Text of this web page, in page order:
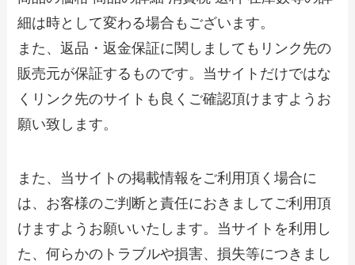
細は時として変わる場合もございます。
また、返品・返金保証に関しましてもリンク先の
販売元が保証するものです。当サイトだけではな
くリンク先のサイトも良くご確認頂けますようお
願い致します。
また、当サイトの掲載情報をご利用頂く場合に
は、お客様のご判断と責任におきましてご利用頂
けますようお願いいたします。当サイトを利用し
た、何らかのトラブルや損害、損失等につきまし